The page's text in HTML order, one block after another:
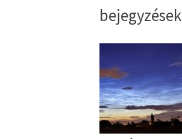
bejegyzések